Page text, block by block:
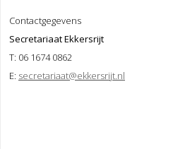
Contactgegevens
Secretariaat Ekkersrijt
T: 06 1674 0862
E: secretariaat@ekkersrijt.nl